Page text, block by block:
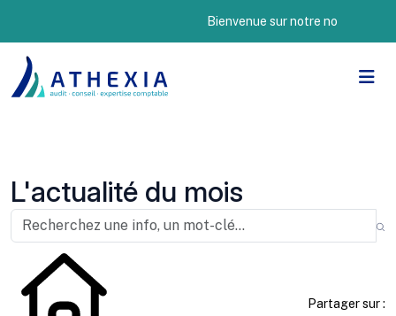
Bienvenue sur notre nouveau site
L'actualité du mois
Partager sur :